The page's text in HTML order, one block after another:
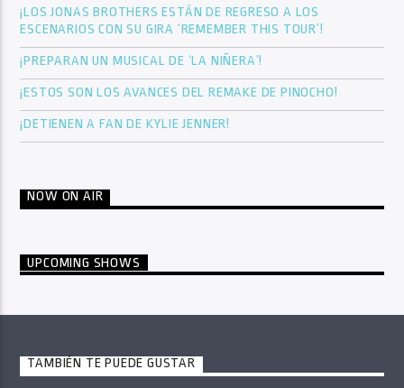
¡LOS JONAS BROTHERS ESTÁN DE REGRESO A LOS
ESCENARIOS CON SU GIRA ‘REMEMBER THIS TOUR’!
¡PREPARAN UN MUSICAL DE ‘LA NIÑERA’!
¡ESTOS SON LOS AVANCES DEL REMAKE DE PINOCHO!
¡DETIENEN A FAN DE KYLIE JENNER!
NOW ON AIR
UPCOMING SHOWS
TAMBIÉN TE PUEDE GUSTAR